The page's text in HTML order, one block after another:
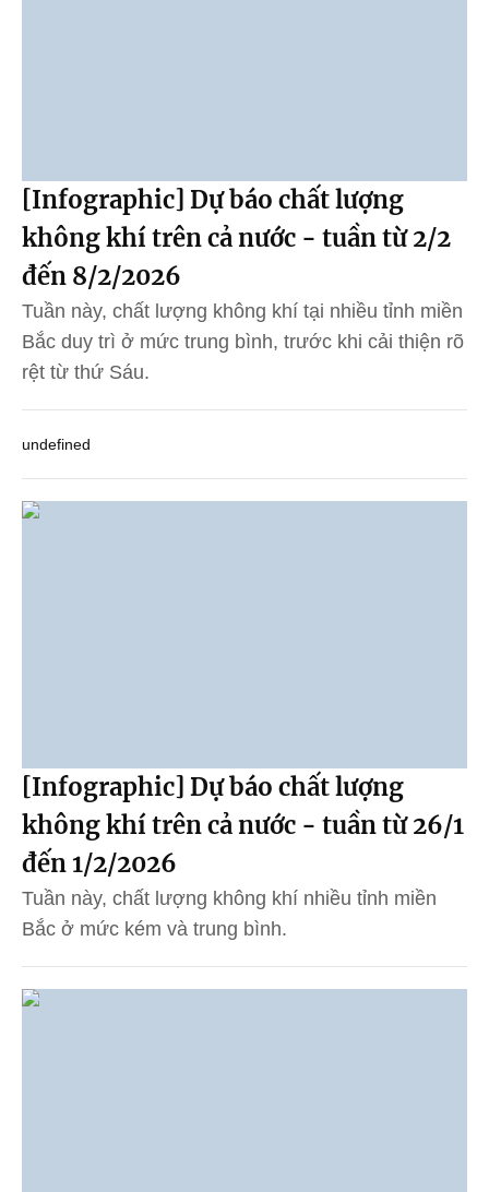
[Infographic] Dự báo chất lượng
không khí trên cả nước - tuần từ 2/2
đến 8/2/2026
Tuần này, chất lượng không khí tại nhiều tỉnh miền
Bắc duy trì ở mức trung bình, trước khi cải thiện rõ
rệt từ thứ Sáu.
undefined
[Infographic] Dự báo chất lượng
không khí trên cả nước - tuần từ 26/1
đến 1/2/2026
Tuần này, chất lượng không khí nhiều tỉnh miền
Bắc ở mức kém và trung bình.